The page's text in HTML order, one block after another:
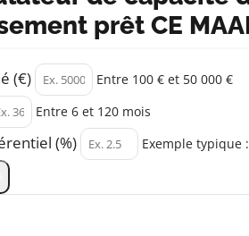
prêt CE
instantanément la
(€) Entre 100 € et 50 000 €
Entre 6 et 120 mois
(%) Exemple typique